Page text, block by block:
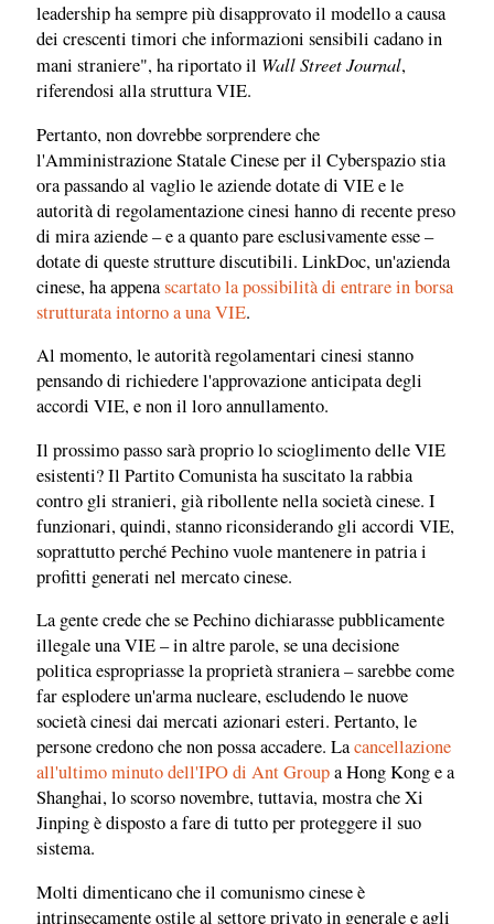
leadership ha sempre più disapprovato il modello a causa
dei crescenti timori che informazioni sensibili cadano in
mani straniere", ha riportato il Wall Street Journal,
riferendosi alla struttura VIE.
Pertanto, non dovrebbe sorprendere che
l'Amministrazione Statale Cinese per il Cyberspazio stia
ora passando al vaglio le aziende dotate di VIE e le
autorità di regolamentazione cinesi hanno di recente preso
di mira aziende – e a quanto pare esclusivamente esse –
dotate di queste strutture discutibili. LinkDoc, un'azienda
cinese, ha appenascartato la possibilità di entrare in borsa
strutturata intorno a una VIE.
Al momento, le autorità regolamentari cinesi stanno
pensando di richiedere l'approvazione anticipata degli
accordi VIE, e non il loro annullamento.
Il prossimo passo sarà proprio lo scioglimento delle VIE
esistenti? Il Partito Comunista ha suscitato la rabbia
contro gli stranieri, già ribollente nella società cinese. I
funzionari, quindi, stanno riconsiderando gli accordi VIE,
soprattutto perché Pechino vuole mantenere in patria i
profitti generati nel mercato cinese.
La gente crede che se Pechino dichiarasse pubblicamente
illegale una VIE – in altre parole, se una decisione
politica espropriasse la proprietà straniera – sarebbe come
far esplodere un'arma nucleare, escludendo le nuove
società cinesi dai mercati azionari esteri. Pertanto, le
persone credono che non possa accadere. Lacancellazione
all'ultimo minuto dell'IPO di Ant Groupa Hong Kong e a
Shanghai, lo scorso novembre, tuttavia, mostra che Xi
Jinping è disposto a fare di tutto per proteggere il suo
sistema.
Molti dimenticano che il comunismo cinese è
intrinsecamente ostile al settore privato in generale e agli